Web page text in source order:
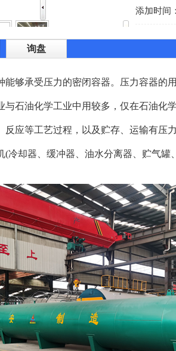
添加时间
询盘
够承受压力的密闭容器。压力容器的用
与石油化学工业中用较多，仅在石油化
、反应等工艺过程，以及贮存、运
器、缓冲器、油水分离器、贮气罐